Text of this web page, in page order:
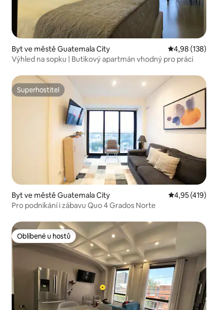
Byt ve městě Guatemala City Průměrné
4,98 (138)
Výhled na sopku | Butikový apartmán vhodný pro práci
Superhostitel
Superhostitel
Byt ve městě Guatemala City Průměrné
4,95 (419)
Pro podnikání i zábavu Quo 4 Grados Norte
Oblíbené u hostů
Oblíbené u hostů